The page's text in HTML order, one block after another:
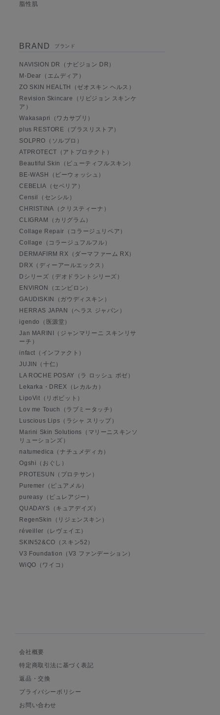
脂性肌
BRAND ブランド
NAVISION DR（ナビジョン DR）
M-Dear（エムディア）
ZO SKIN HEALTH（ゼオスキン ヘルス）
Revision Skincare（リビジョン スキンケ
ア）
Wakasapri（ワカサプリ）
plus RESTORE（プラスリストア）
SOLPRO（ソルプロ）
ATPROTECT（アトプロテクト）
Beautiful Skin（ビューティフルスキン）
BE-WASH（ビーウォッシュ）
CEBELIA（セベリア）
Censil（センシル）
CHRISTINA（クリスティーナ）
CLIGRAM（カリグラム）
Collage Repair（コラージュリペア）
Collage（コラージュフルフル）
DERMAFIRM RX（ダーマファーム RX）
DRX（ディーアールエックス）
Dシリーズ（デオドラントシリーズ）
ENVIRON（エンビロン）
GAUDISKIN（ガウディスキン）
HERRAS JAPAN（ヘラス ジャパン）
igendo（医源堂）
Jan MARINI（ジャンマリーニ スキンリサ
ーチ）
infact（インファクト）
JUJIN（十仁）
LA ROCHE POSAY（ラ ロッシュ ポゼ）
Lekarka・DREX（レカルカ）
LipoVit（リポビット）
Lov me Touch（ラブミータッチ）
Luscious Lips（ラシャ スリップ）
Marini Skin Solutions（マリーニスキンソ
リューションズ）
natumedica（ナチュメディカ）
Ogshi（おぐし）
PROTESUN（プロテサン）
Puremer（ピュアメル）
pureasy（ピュレアジー）
QUADAYS（キュアデイズ）
RegenSkin（リジェンスキン）
réveiller（レヴェイエ）
SKIN52&CO（スキン52）
V3 Foundation（V3 ファンデーション）
WiQO（ワイコ）
会社概要
特定商取引法に基づく表記
返品・交換
プライバシーポリシー
お問い合わせ